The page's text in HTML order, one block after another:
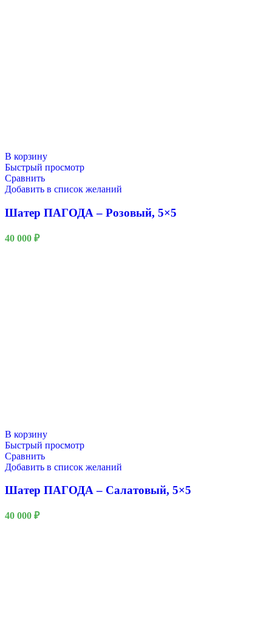
В корзину
Быстрый просмотр
Сравнить
Добавить в список желаний
Шатер ПАГОДА – Розовый, 5×5
40 000 ₽
В корзину
Быстрый просмотр
Сравнить
Добавить в список желаний
Шатер ПАГОДА – Салатовый, 5×5
40 000 ₽